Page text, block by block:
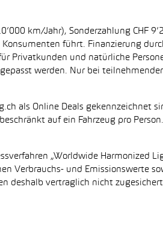
km/Jahr), Sonderzahlung CHF
führt. Finanzierung
Privatkunden und natürliche
werden. Nur bei
als Online Deals gekennzeichnet
auf ein Fahrzeug pro
„Worldwide Harmonized
Verbrauchs- und Emissionswerte
deshalb vertraglich nicht